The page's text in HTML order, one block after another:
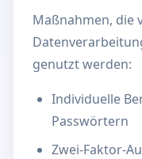
Maßnahmen, die
genutzt werden:
Individuelle
Passwörtern
Zwei-Faktor-